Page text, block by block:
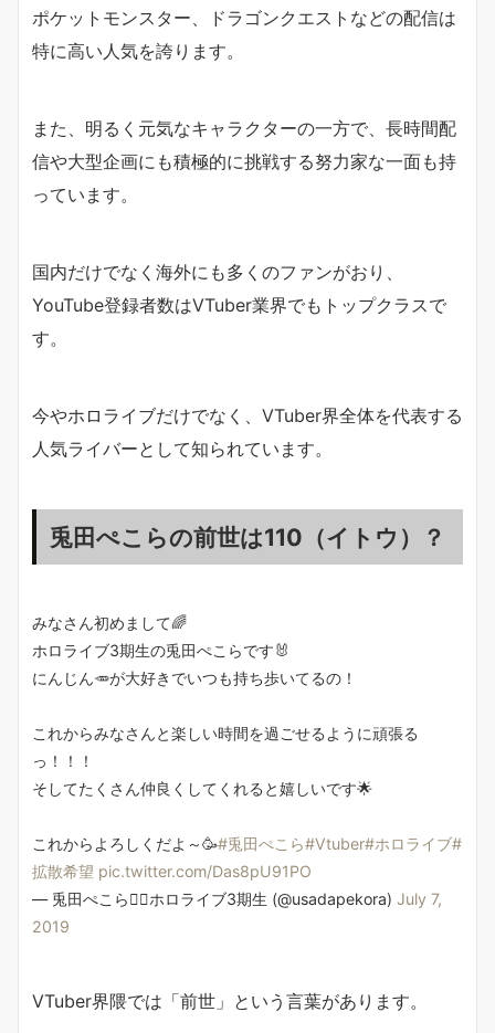
ポケットモンスター、ドラゴンクエストなどの配信は
特に高い人気を誇ります。
また、明るく元気なキャラクターの一方で、長時間配
信や大型企画にも積極的に挑戦する努力家な一面も持
っています。
国内だけでなく海外にも多くのファンがおり、
YouTube登録者数はVTuber業界でもトップクラスで
す。
今やホロライブだけでなく、VTuber界全体を代表する
人気ライバーとして知られています。
兎田ぺこらの前世は110（イトウ）？
みなさん初めまして🌈
ホロライブ3期生の兎田ぺこらです🐰
にんじん🥕が大好きでいつも持ち歩いてるの！
これからみなさんと楽しい時間を過ごせるように頑張る
っ！！！
そしてたくさん仲良くしてくれると嬉しいです🌟
これからよろしくだよ～🥳#兎田ぺこら#Vtuber#ホロライブ#
拡散希望 pic.twitter.com/Das8pU91PO
— 兎田ぺこら👯‍♀️ホロライブ3期生 (@usadapekora) July 7,
2019
VTuber界隈では「前世」という言葉があります。